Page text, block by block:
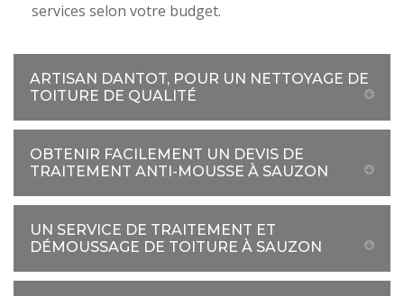
services selon votre budget.
ARTISAN DANTOT, POUR UN NETTOYAGE DE
TOITURE DE QUALITÉ
OBTENIR FACILEMENT UN DEVIS DE
TRAITEMENT ANTI-MOUSSE À SAUZON
UN SERVICE DE TRAITEMENT ET
DÉMOUSSAGE DE TOITURE À SAUZON